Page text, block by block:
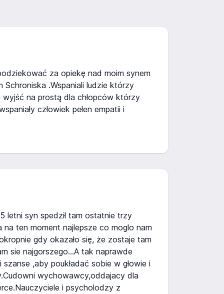
za opiekę nad moim synem
.Wspaniali ludzie którzy
wyjść na prostą dla chłopców którzy
człowiek pełen empatii i
letni syn spedził tam ostatnie trzy
na ten moment najlepsze co moglo nam
gdy okazało się, że zostaje tam
sie najgorszego...A tak naprawde
,aby poukładać sobie w głowie i
wychowawcy,oddajacy dla
i psycholodzy z